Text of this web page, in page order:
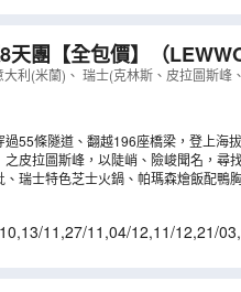
團【全包價】 （
利(米蘭)、 瑞士(克林斯、皮拉圖斯峰
55條隧道、翻越196座橋梁，登上海
皮拉圖斯峰，以陡峭、險峻聞名，尋
，包括少女峰、鐵力士山…等。
瑞士特色芝士火鍋、帕瑪森燴飯配鴨
,13/11 ,27/11 ,04/12,11/12,21/03,